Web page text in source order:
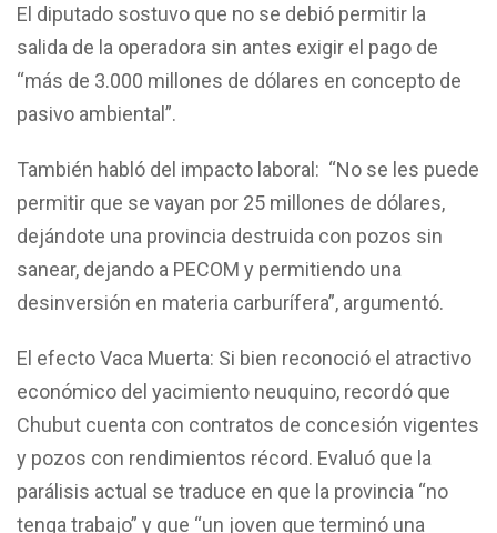
El diputado sostuvo que no se debió permitir la
salida de la operadora sin antes exigir el pago de
“más de 3.000 millones de dólares en concepto de
pasivo ambiental”.
También habló del impacto laboral: “No se les puede
permitir que se vayan por 25 millones de dólares,
dejándote una provincia destruida con pozos sin
sanear, dejando a PECOM y permitiendo una
desinversión en materia carburífera”, argumentó.
El efecto Vaca Muerta: Si bien reconoció el atractivo
económico del yacimiento neuquino, recordó que
Chubut cuenta con contratos de concesión vigentes
y pozos con rendimientos récord. Evaluó que la
parálisis actual se traduce en que la provincia “no
tenga trabajo” y que “un joven que terminó una